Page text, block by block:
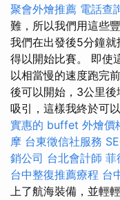
聚會外燴推薦 電話查
難，所以我們用這些
我們在出發後5分鐘
得以開始比賽。 即使
以相當慢的速度跑完
後可以開始，3公里
吸引，這樣我終於可
實惠的 buffet 外燴價
摩 台東徵信社服務
銷公司 台北會計師 菲
台中整復推薦療程 台
上了航海裝備，並輕